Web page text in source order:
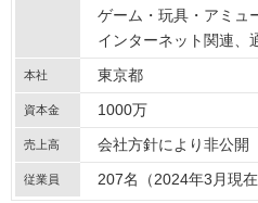
ゲーム・玩具・アミュ
インターネット関連
本社 東京都
資本金 1000万
売上高 会社方針により非公開
従業員 207名（2024年3月現在